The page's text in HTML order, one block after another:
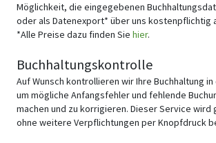
Möglichkeit, die eingegebenen
oder als Datenexport* über uns kostenpflichtig
*Alle Preise dazu finden Sie hier.
Buchhaltungskontrolle
Auf Wunsch kontrollieren wir Ihre Buchhaltung
um mögliche Anfangsfehler und fehlende
machen und zu korrigieren. Dieser Service wird
ohne weitere Verpflichtungen per Knopfdruck